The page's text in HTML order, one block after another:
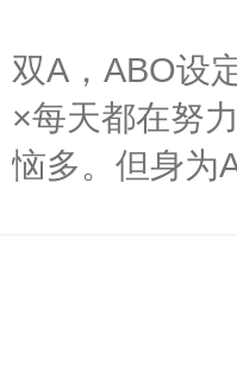
床上哇哇大哭
整懵了。再次
接在他身前跪
离开。”-骨子
秘密，低声笑
原来是在偷
的孩子，才能
双A，ABO设
×每天都在努
恼多。但身为